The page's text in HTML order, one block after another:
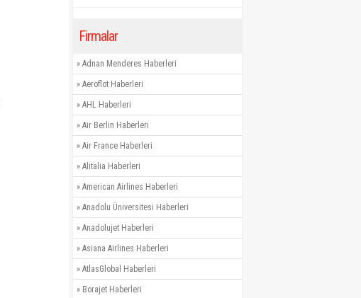
Firmalar
» Adnan Menderes Haberleri
» Aeroflot Haberleri
» AHL Haberleri
» Air Berlin Haberleri
» Air France Haberleri
» Alitalia Haberleri
» American Airlines Haberleri
» Anadolu Üniversitesi Haberleri
» Anadolujet Haberleri
» Asiana Airlines Haberleri
» AtlasGlobal Haberleri
» Borajet Haberleri